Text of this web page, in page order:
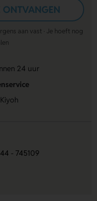
ONTVANGEN
aan vast · Je hoeft nog
24 uur
- 745109